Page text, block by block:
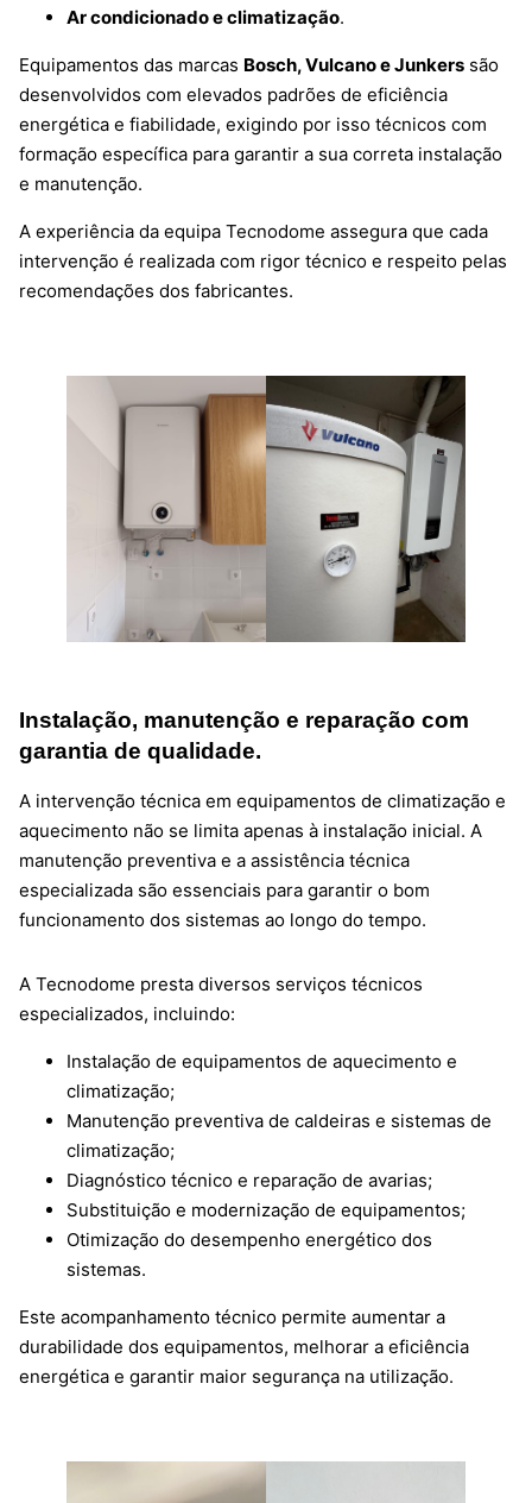
Ar condicionado e climatização.
Equipamentos das marcas Bosch, Vulcano e Junkers são
desenvolvidos com elevados padrões de eficiência
energética e fiabilidade, exigindo por isso técnicos com
formação específica para garantir a sua correta instalação
e manutenção.
A experiência da equipa Tecnodome assegura que cada
intervenção é realizada com rigor técnico e respeito pelas
recomendações dos fabricantes.
Instalação, manutenção e reparação com
garantia de qualidade.
A intervenção técnica em equipamentos de climatização e
aquecimento não se limita apenas à instalação inicial. A
manutenção preventiva e a assistência técnica
especializada são essenciais para garantir o bom
funcionamento dos sistemas ao longo do tempo.
A Tecnodome presta diversos serviços técnicos
especializados, incluindo:
Instalação de equipamentos de aquecimento e
climatização;
Manutenção preventiva de caldeiras e sistemas de
climatização;
Diagnóstico técnico e reparação de avarias;
Substituição e modernização de equipamentos;
Otimização do desempenho energético dos
sistemas.
Este acompanhamento técnico permite aumentar a
durabilidade dos equipamentos, melhorar a eficiência
energética e garantir maior segurança na utilização.